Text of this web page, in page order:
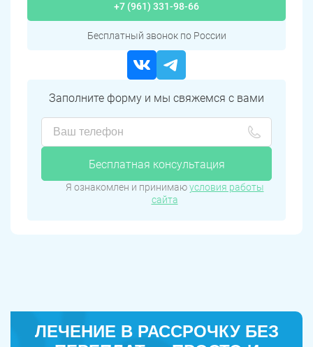
+7 (961) 331-98-66
Бесплатный звонок по России
Заполните форму и мы свяжемся с вами
Бесплатная консультация
Я ознакомлен и принимаюусловия работы
сайта
ЛЕЧЕНИЕ В РАССРОЧКУ БЕЗ